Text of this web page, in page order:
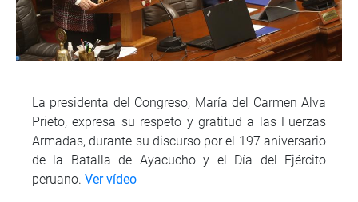
La presidenta del Congreso, María del Carmen Alva
Prieto, expresa su respeto y gratitud a las Fuerzas
Armadas, durante su discurso por el 197 aniversario
de la Batalla de Ayacucho y el Día del Ejército
peruano. Ver vídeo